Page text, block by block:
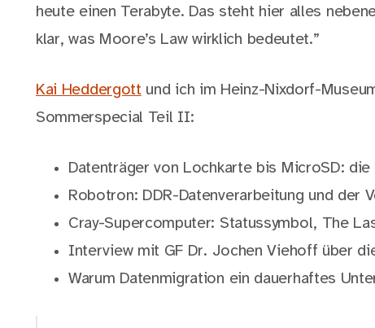
heute einen Terabyte. Das steht hier alles
klar, was Moore’s Law wirklich bedeutet.”
Kai Heddergott und ich im Heinz-Nixdorf-
Sommerspecial Teil II:
Datenträger von Lochkarte bis MicroSD:
Robotron: DDR-Datenverarbeitung und der
Cray-Supercomputer: Statussymbol, The
Interview mit GF Dr. Jochen Viehoff über
Warum Datenmigration ein dauerhaftes